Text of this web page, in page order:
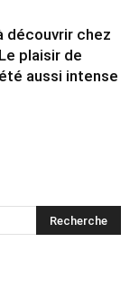
découvrir chez
plaisir de
aussi intense